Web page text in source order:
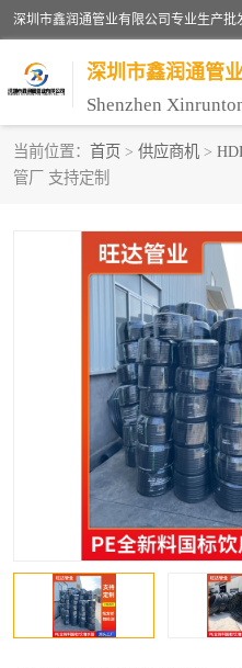
深圳市鑫润通管
当前位置： 首页 > 供应商机 >
管厂 支持定制
HDPE管材给水管
HDPE双壁波纹管
UPVC电力通讯管
联塑PVC管
联塑PE管